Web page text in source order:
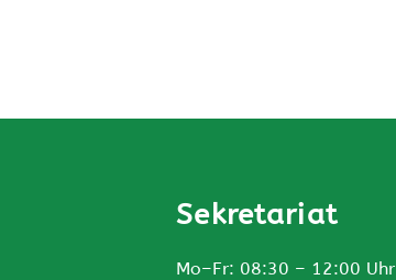
Sekretariat
Mo–Fr: 08:30 – 12:00 Uhr